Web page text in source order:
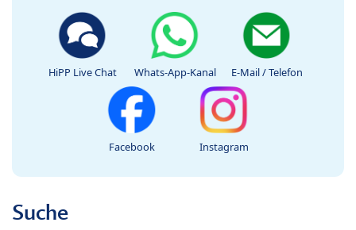
HiPP Live Chat Whats-App-Kanal E-Mail / Telefon
Facebook Instagram
Suche